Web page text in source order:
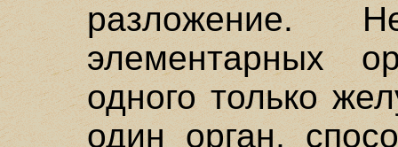
разложение.
элементарных
одного только
один орган,